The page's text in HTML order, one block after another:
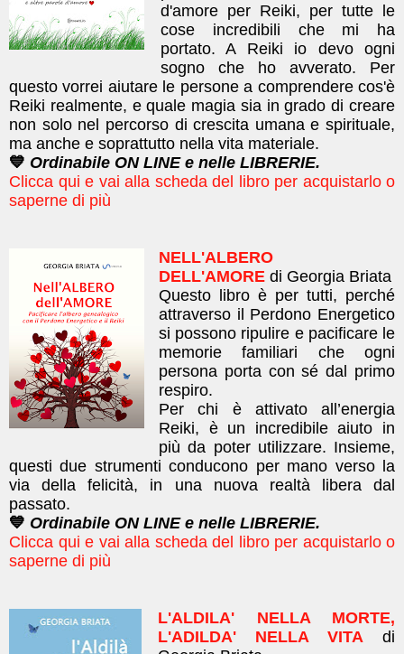
d'amor​e per Reiki, per tutte le
cose incredibili che mi ha
portato. A Reiki io devo ogni
sogno che ho avverato. ​Per
questo vorrei aiutare le persone a comprendere cos'è
Reiki realmente, e quale magia sia in grado di creare
non solo nel percorso di crescita umana e spirituale,
ma anche e soprattutto nella vita materiale.
💙 Ordinabile ON LINE e nelle LIBRERIE.
Clicca qui e vai alla scheda del libro per acquistarlo o
saperne di più
NELL'ALBERO
DELL'AMORE di Georgia Briata
Questo libro è per tutti, perché
attraverso il Perdono Energetico
si possono ripulire e pacificare le
memorie familiari che ogni
persona porta con sé dal primo
respiro.
Per chi è attivato all’energia
Reiki, è un incredibile aiuto in
più da poter utilizzare. Insieme,
questi due strumenti conducono per mano verso la
via della felicità, in una nuova realtà libera dal
passato.
💙 Ordinabile ON LINE e nelle LIBRERIE.
Clicca qui e vai alla scheda del libro per acquistarlo o
saperne di più
L'ALDILA' NELLA MORTE,
L'ADILDA' NELLA VITA di